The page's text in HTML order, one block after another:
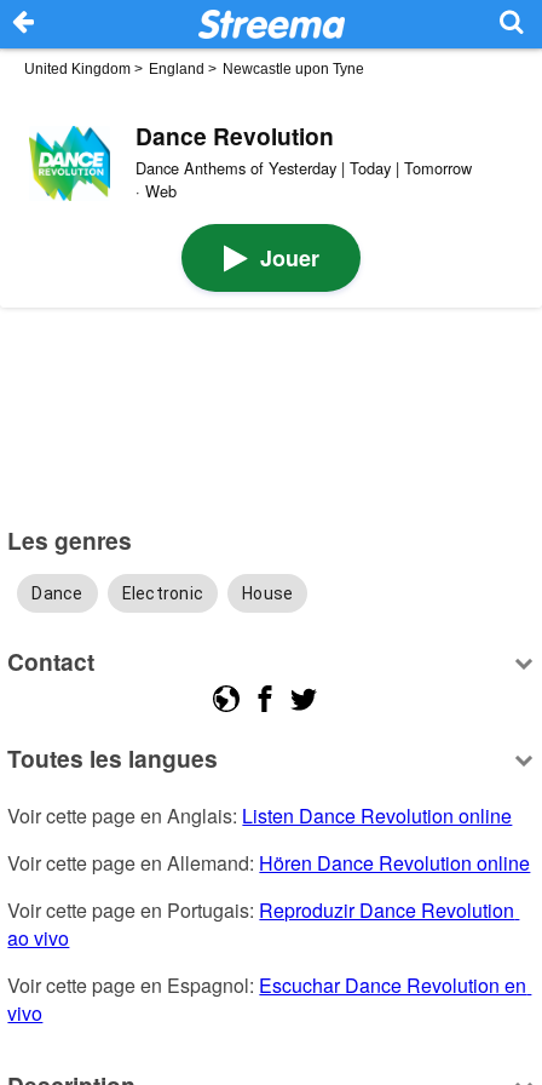
United Kingdom > England > Newcastle upon Tyne
Dance Revolution
Dance Anthems of Yesterday | Today | Tomorrow
· Web
Jouer
Les genres
Dance Electronic House
Contact
Toutes les langues
Voir cette page en Anglais: Listen Dance Revolution online
Voir cette page en Allemand: Hören Dance Revolution online
Voir cette page en Portugais: Reproduzir Dance Revolution
ao vivo
Voir cette page en Espagnol: Escuchar Dance Revolution en
vivo